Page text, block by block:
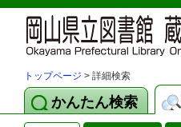
トップページ > 詳細検索
かんたん検索